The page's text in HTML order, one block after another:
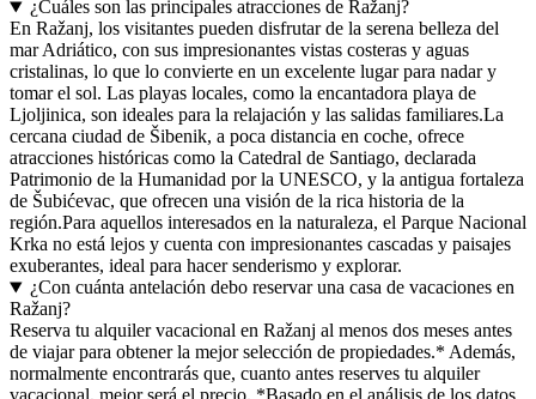
¿Cuáles son las principales atracciones de Ražanj?
En Ražanj, los visitantes pueden disfrutar de la serena belleza del
mar Adriático, con sus impresionantes vistas costeras y aguas
cristalinas, lo que lo convierte en un excelente lugar para nadar y
tomar el sol. Las playas locales, como la encantadora playa de
Ljoljinica, son ideales para la relajación y las salidas familiares.La
cercana ciudad de Šibenik, a poca distancia en coche, ofrece
atracciones históricas como la Catedral de Santiago, declarada
Patrimonio de la Humanidad por la UNESCO, y la antigua fortaleza
de Šubićevac, que ofrecen una visión de la rica historia de la
región.Para aquellos interesados en la naturaleza, el Parque Nacional
Krka no está lejos y cuenta con impresionantes cascadas y paisajes
exuberantes, ideal para hacer senderismo y explorar.
¿Con cuánta antelación debo reservar una casa de vacaciones en
Ražanj?
Reserva tu alquiler vacacional en Ražanj al menos dos meses antes
de viajar para obtener la mejor selección de propiedades.* Además,
normalmente encontrarás que, cuanto antes reserves tu alquiler